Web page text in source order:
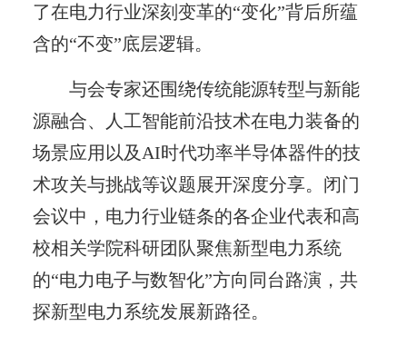
了在电力行业深刻变革的“变化”背后所蕴
含的“不变”底层逻辑。
与会专家还围绕传统能源转型与新能
源融合、人工智能前沿技术在电力装备的
场景应用以及AI时代功率半导体器件的技
术攻关与挑战等议题展开深度分享。闭门
会议中，电力行业链条的各企业代表和高
校相关学院科研团队聚焦新型电力系统
的“电力电子与数智化”方向同台路演，共
探新型电力系统发展新路径。